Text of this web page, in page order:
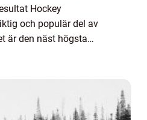
Hockey
och populär del av
är den näst högsta